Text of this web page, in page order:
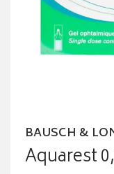
BAUSCH &
Aquarest